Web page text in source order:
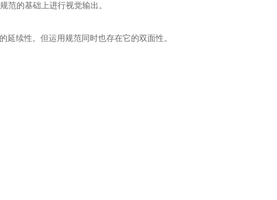
的基础上进行视觉输出。
续性。但运用规范同时也存在它的双面性。